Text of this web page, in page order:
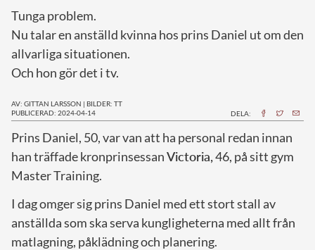
Tunga problem.
Nu talar en anställd kvinna hos prins Daniel ut om den
allvarliga situationen.
Och hon gör det i tv.
AV: GITTAN LARSSON | BILDER: TT
PUBLICERAD: 2024-04-14
DELA:
Prins Daniel, 50, var van att ha personal redan innan
han träffade kronprinsessanVictoria,46, på sitt gym
Master Training.
I dag omger sig prins Daniel med ett stort stall av
anställda som ska serva kungligheterna med allt från
matlagning, påklädning och planering.